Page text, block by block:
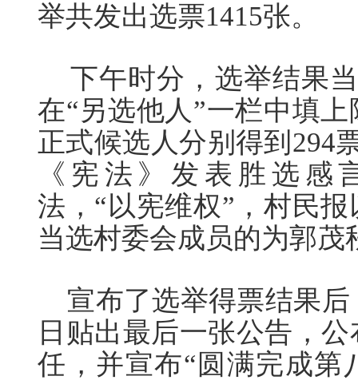
举共发出选票1415张。
下午时分，选举结果
在“另选他人”一栏中填
正式候选人分别得到294
《宪法》发表胜选感
法，“以宪维权”，村民
当选村委会成员的为郭茂
宣布了选举得票结果后
日贴出最后一张公告，
任，并宣布“圆满完成第